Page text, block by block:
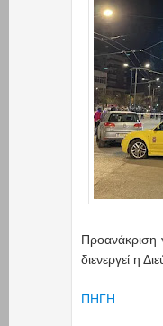
Προανάκριση
διενεργεί η
ΠΗΓΗ